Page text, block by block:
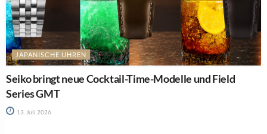
JAPANISCHE UHREN
Seiko bringt neue Cocktail-Time-Modelle und Field
Series GMT
13. Juli 2026